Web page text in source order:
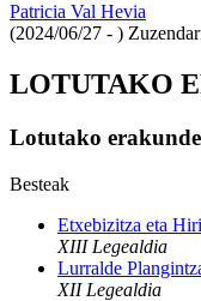
Patricia Val Hevia
(2024/06/27 - )
LOTUTAKO
Lotutako
Besteak
Etxebizitza eta
XIII Legealdia
Lurralde
XII Legealdia